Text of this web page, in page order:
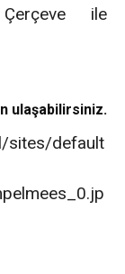
ile
ulaşabilirsiniz.
sites/default